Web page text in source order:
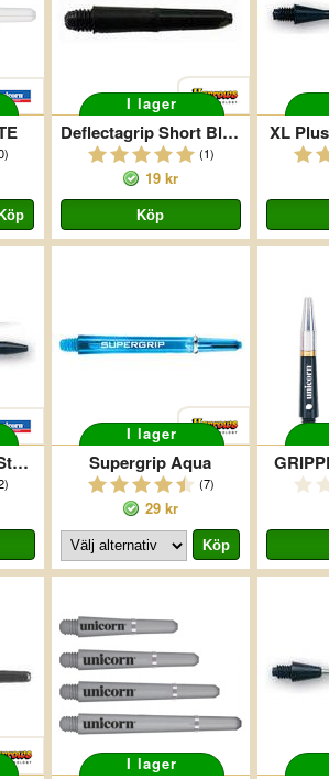
I lager
Deflectagrip Short Black
(1)
19 kr
XL
Black Medium Jet Stems
I lager
Supergrip Aqua
(7)
29 kr
I lager